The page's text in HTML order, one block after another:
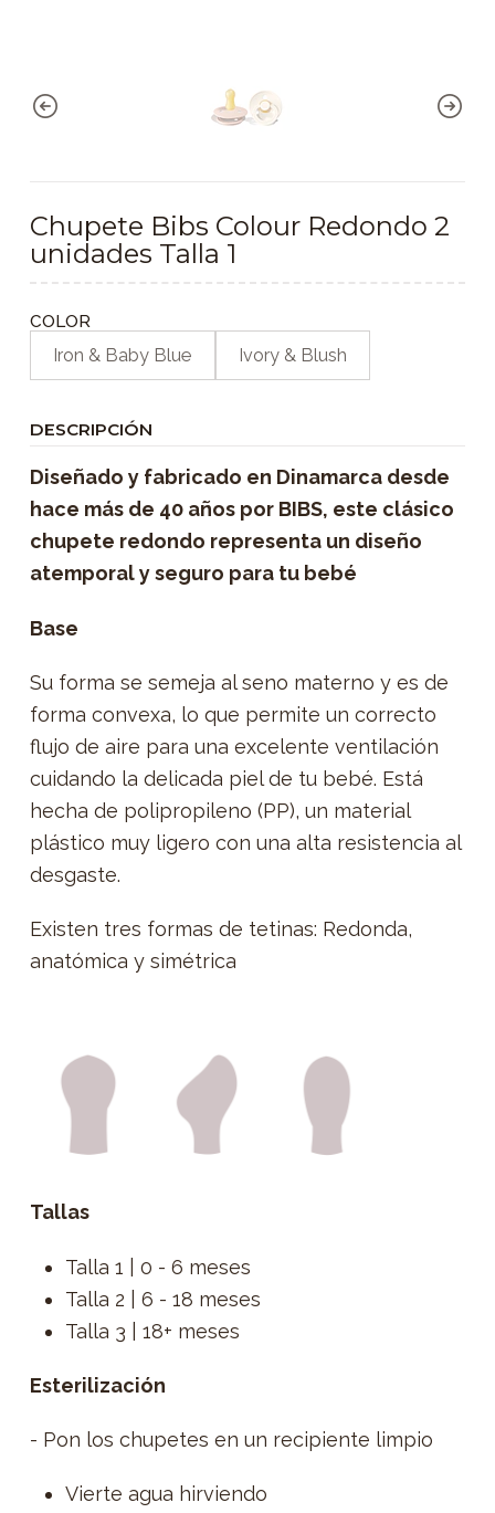
Chupete Bibs Colour Redondo 2
unidades Talla 1
COLOR
Iron & Baby Blue Ivory & Blush
DESCRIPCIÓN
Diseñado y fabricado en Dinamarca desde
hace más de 40 años por BIBS, este clásico
chupete redondo representa un diseño
atemporal y seguro para tu bebé
Base
Su forma se semeja al seno materno y es de
forma convexa, lo que permite un correcto
flujo de aire para una excelente ventilación
cuidando la delicada piel de tu bebé. Está
hecha de polipropileno (PP), un material
plástico muy ligero con una alta resistencia al
desgaste.
Existen tres formas de tetinas: Redonda,
anatómica y simétrica
Tallas
Talla 1 | 0 - 6 meses
Talla 2 | 6 - 18 meses
Talla 3 | 18+ meses
Esterilización
- Pon los chupetes en un recipiente limpio
Vierte agua hirviendo